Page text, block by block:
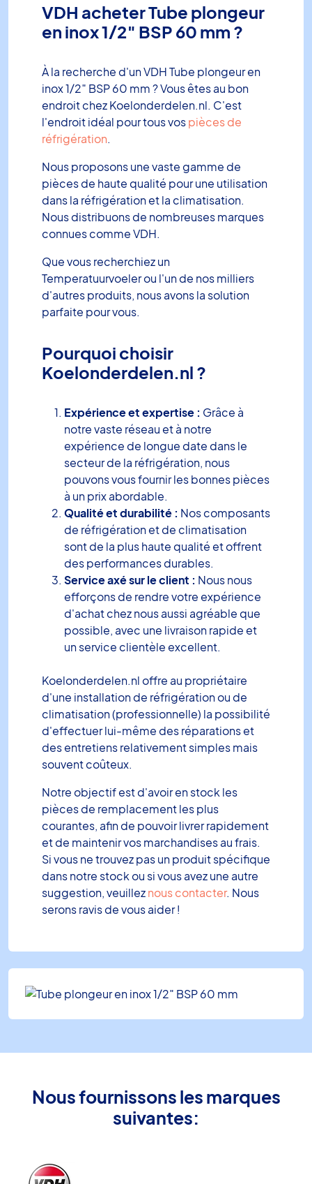
VDH acheter Tube plongeur
en inox 1/2″ BSP 60 mm ?
À la recherche d'un VDH Tube plongeur en
inox 1/2″ BSP 60 mm ? Vous êtes au bon
endroit chez Koelonderdelen.nl. C'est
l'endroit idéal pour tous vospièces de
réfrigération.
Nous proposons une vaste gamme de
pièces de haute qualité pour une utilisation
dans la réfrigération et la climatisation.
Nous distribuons de nombreuses marques
connues comme VDH.
Que vous recherchiez un
Temperatuurvoeler ou l'un de nos milliers
d'autres produits, nous avons la solution
parfaite pour vous.
Pourquoi choisir
Koelonderdelen.nl ?
Expérience et expertise : Grâce à
notre vaste réseau et à notre
expérience de longue date dans le
secteur de la réfrigération, nous
pouvons vous fournir les bonnes pièces
à un prix abordable.
Qualité et durabilité : Nos composants
de réfrigération et de climatisation
sont de la plus haute qualité et offrent
des performances durables.
Service axé sur le client : Nous nous
efforçons de rendre votre expérience
d'achat chez nous aussi agréable que
possible, avec une livraison rapide et
un service clientèle excellent.
Koelonderdelen.nl offre au propriétaire
d'une installation de réfrigération ou de
climatisation (professionnelle) la possibilité
d'effectuer lui-même des réparations et
des entretiens relativement simples mais
souvent coûteux.
Notre objectif est d'avoir en stock les
pièces de remplacement les plus
courantes, afin de pouvoir livrer rapidement
et de maintenir vos marchandises au frais.
Si vous ne trouvez pas un produit spécifique
dans notre stock ou si vous avez une autre
suggestion, veuilleznous contacter. Nous
serons ravis de vous aider !
Nous fournissons les marques
suivantes: